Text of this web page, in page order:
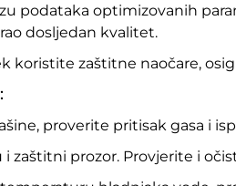
podataka optimizovanih
dosljedan kvalitet.
koristite zaštitne naočare,
proverite pritisak gasa i
zaštitni prozor. Provjerite i